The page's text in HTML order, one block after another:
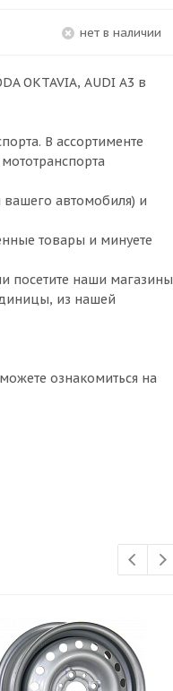
Нет в наличии
OKTAVIA, AUDI A3 в
В ассортименте
автомобиля) и
товары и минуете
посетите наши магазины
из нашей
ознакомиться на